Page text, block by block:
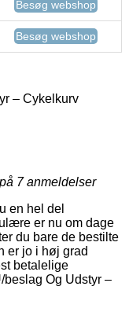
Besøg webshop
Besøg webshop
– Cykelkurv
7anmeldelser
en hel del
er nu om dage
du bare de bestilte
er jo i høj grad
betalelige
Og Udstyr –